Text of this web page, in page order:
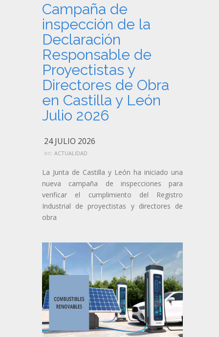
Campaña de
inspección de la
Declaración
Responsable de
Proyectistas y
Directores de Obra
en Castilla y León
Julio 2026
24 JULIO 2026
en: ACTUALIDAD
La Junta de Castilla y León ha iniciado una
nueva campaña de inspecciones para
verificar el cumplimiento del Registro
Industrial de proyectistas y directores de
obra